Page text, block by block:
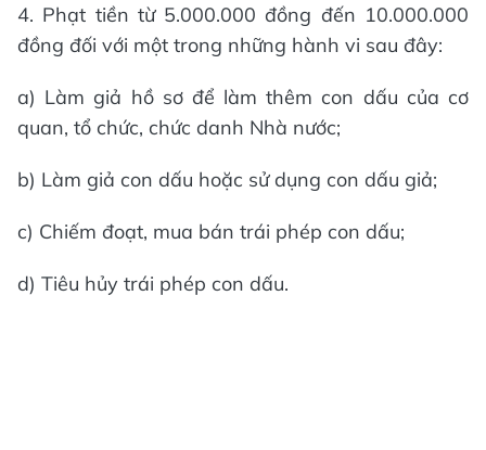
4. Phạt tiền từ 5.000.000 đồng đến 10.000.000
đồng đối với một trong những hành vi sau đây:
a) Làm giả hồ sơ để làm thêm con dấu của cơ
quan, tổ chức, chức danh Nhà nước;
b) Làm giả con dấu hoặc sử dụng con dấu giả;
c) Chiếm đoạt, mua bán trái phép con dấu;
d) Tiêu hủy trái phép con dấu.